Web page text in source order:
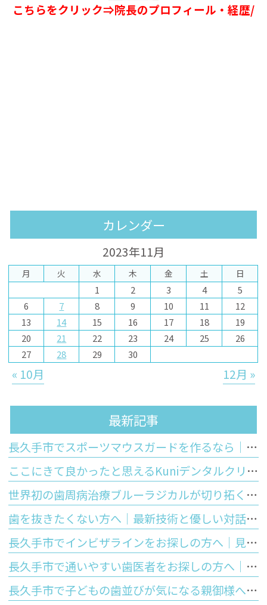
こちらをクリック⇒院長のプロフィール・経歴/
カレンダー
2023年11月
月 火 水 木 金 土 日
1 2 3 4
5
6
7 8 9 10 11
12
13
14 15 16 17 18
19
20
21 22 23 24 25
26
27
28 29 30
« 10月 12月 »
最新記事
長久手市でスポーツマウスガードを作るなら｜市販品との違いと歯科医院で作るオーダーメイドのメリット
ここにきて良かったと思えるKuniデンタルクリニックの特徴
世界初の歯周病治療ブルーラジカルが切り拓く「歯を残す」未来
歯を抜きたくない方へ｜最新技術と優しい対話で守るあなたの大切な歯
長久手市でインビザラインをお探しの方へ｜見た目の美しさと将来の歯の寿命を守る正しい噛み合わせの大切さ
長久手市で通いやすい歯医者をお探しの方へ｜Kuniデンタルクリニックが大切にする安心と優しさ
長久手市で子どもの歯並びが気になる親御様へ｜お口のぽかんと開いた癖が歯並びに与える影響と予防矯正